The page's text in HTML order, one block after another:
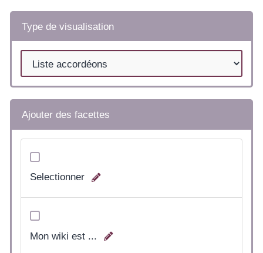
Type de visualisation
Ajouter des facettes
Selectionner
Mon wiki est ...